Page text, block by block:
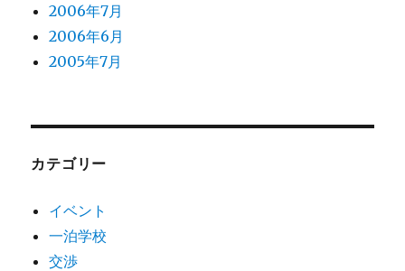
2006年7月
2006年6月
2005年7月
カテゴリー
イベント
一泊学校
交渉